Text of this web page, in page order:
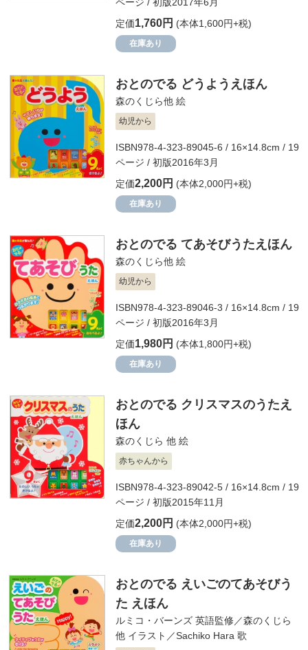
定価1,760円 (本体1,600円+税)
在庫あり
おとのでる どうようえほん
森のくじら他 絵
幼児から
ISBN978-4-323-89045-6 / 16×14.8cm / 19
ページ / 初版2016年3月
定価2,200円 (本体2,000円+税)
在庫あり
おとのでる てあそびうたえほん
森のくじら他 絵
幼児から
ISBN978-4-323-89046-3 / 16×14.8cm / 19
ページ / 初版2016年3月
定価1,980円 (本体1,800円+税)
在庫あり
おとのでる クリスマスのうたえ
ほん
森のくじら 他 絵
赤ちゃんから
ISBN978-4-323-89042-5 / 16×14.8cm / 19
ページ / 初版2015年11月
定価2,200円 (本体2,000円+税)
在庫あり
おとのでる えいごのてあそびう
た えほん
ルミコ・バーンズ 英語監修／森のくじら
他 イラスト／Sachiko Hara 歌